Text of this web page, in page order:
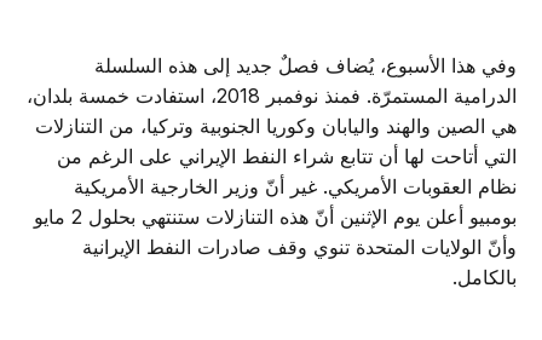
وفي هذا الأسبوع، يُضاف فصلٌ جديد إلى هذه السلسلة
الدرامية المستمرّة. فمنذ نوفمبر 2018، استفادت خمسة بلدان،
هي الصين والهند واليابان وكوريا الجنوبية وتركيا، من التنازلات
التي أتاحت لها أن تتابع شراء النفط الإيراني على الرغم من
نظام العقوبات الأمريكي. غير أنّ وزير الخارجية الأمريكية
بومبيو أعلن يوم الإثنين أنّ هذه التنازلات ستنتهي بحلول 2 مايو
وأنّ الولايات المتحدة تنوي وقف صادرات النفط الإيرانية
بالكامل.